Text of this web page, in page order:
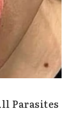
Parasites